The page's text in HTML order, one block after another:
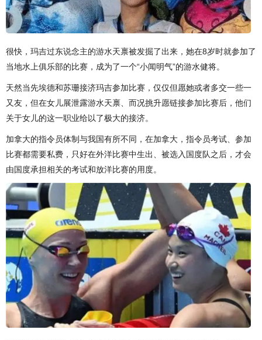
很快，玛吉过东说念主的游水天禀被发掘了出来，她在8岁时就参加了
当地水上俱乐部的比赛，成为了一个“小闻明气”的游水健将。
天然当先埃德和苏珊接济玛吉参加比赛，仅仅但愿她或者多交一些一
又友，但在女儿展泄露游水天禀、而况挑升愿链接参加比赛后，他们
关于女儿的这一职业给以了极大的接济。
加拿大的指令员体制与我国有所不同，在加拿大，指令员考试、参加
比赛都需要私费，只好在外洋比赛中生出、被选入国度队之后，才会
由国度承担相关的考试和放洋比赛的用度。